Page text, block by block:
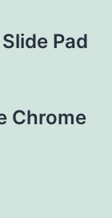
Pad
Chrome